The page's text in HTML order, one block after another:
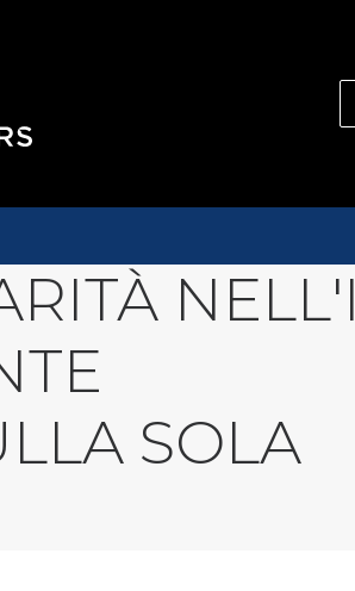
SOLA